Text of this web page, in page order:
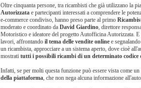
Oltre cinquanta persone, tra ricambisti che già utilizzano la
Autorizzata e partecipanti interessati a comprendere le
e-commerce condiviso, hanno preso parte al primo
moderato e coordinato da David Giardino, direttore
Motoristico e ideatore del progetto Autofficina Autorizzata.
lavori, affrontando il tema delle vendite online e
un ricambista, approcciare a un sistema aperto, dove cioè
mostrati tutti i possibili ricambi di un determinato codice
Infatti, se per molti questa funzione può essere vista come
della piattaforma, che non nega alcuna informazione